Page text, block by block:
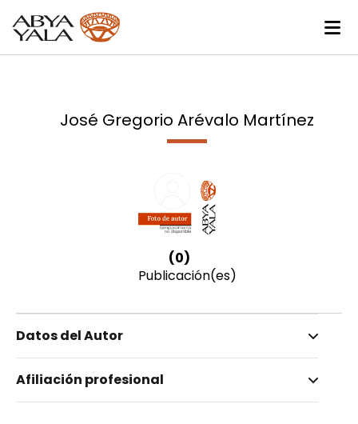
José Gregorio Arévalo Martínez
(0)
Publicación(es)
Datos del Autor
Arévalo Martínez, José Gregorio
Afiliación profesional